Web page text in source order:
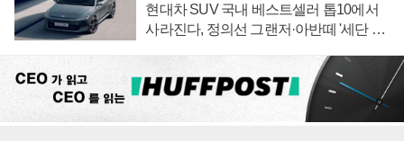
현대차 SUV 국내 베스트셀러 톱10에서
사라진다, 정의선 그랜저·아반떼 '세단 쌍